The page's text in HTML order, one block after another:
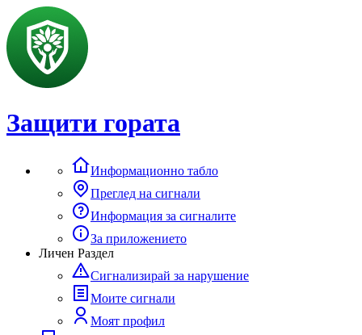
Защити гората
Информационно табло
Преглед на сигнали
Информация за сигналите
За приложението
Личен Раздел
Сигнализирай за нарушение
Моите сигнали
Моят профил